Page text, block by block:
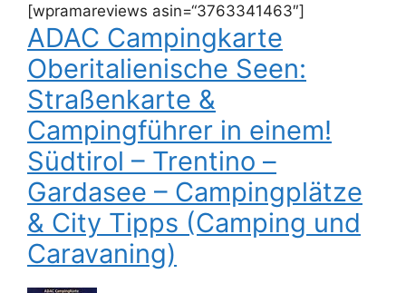
[wpramareviews asin=“3763341463″]
ADAC Campingkarte
Oberitalienische Seen:
Straßenkarte &
Campingführer in einem!
Südtirol – Trentino –
Gardasee – Campingplätze
& City Tipps (Camping und
Caravaning)